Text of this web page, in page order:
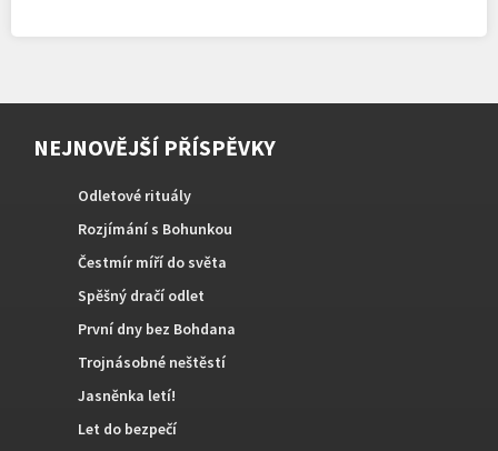
NEJNOVĚJŠÍ PŘÍSPĚVKY
Odletové rituály
Rozjímání s Bohunkou
Čestmír míří do světa
Spěšný dračí odlet
První dny bez Bohdana
Trojnásobné neštěstí
Jasněnka letí!
Let do bezpečí